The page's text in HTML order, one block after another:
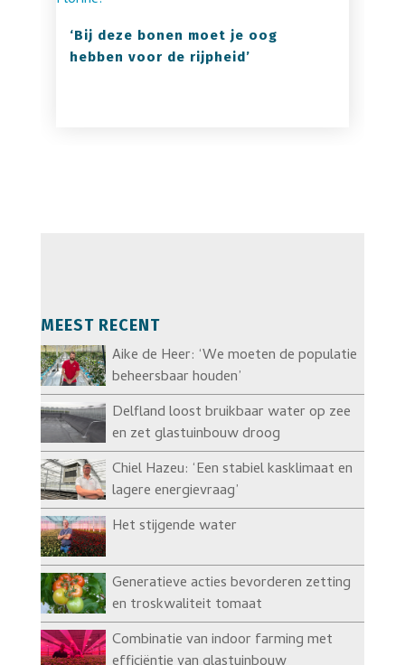
‘Bij deze bonen moet je oog
hebben voor de rijpheid’
MEEST RECENT
Aike de Heer: ‘We moeten de populatie
beheersbaar houden’
Delfland loost bruikbaar water op zee
en zet glastuinbouw droog
Chiel Hazeu: ‘Een stabiel kasklimaat en
lagere energievraag’
Het stijgende water
Generatieve acties bevorderen zetting
en troskwaliteit tomaat
Combinatie van indoor farming met